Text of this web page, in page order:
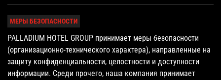
МЕРЫ БЕЗОПАСНОСТИ
PALLADIUM HOTEL GROUP принимает меры безопасности
(организационно-технического характера), направленные на
защиту конфиденциальности, целостности и доступности
информации. Среди прочего, наша компания принимает